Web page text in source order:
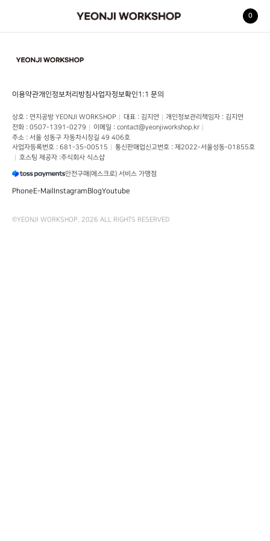
YEONJI WORKSHOP
0
이용약관개인정보처리방침사업자정보확인1:1 문의
상호 : 연지공방 YEONJI WORKSHOP 대표 : 김지연 개인정보관리책임자 : 김지연
전화 : 0507-1391-0279 이메일 : contact@yeonjiworkshop.kr
주소 : 서울 성동구 자동차시장길 49 406호
사업자등록번호 : 681-35-00515 통신판매업신고번호 : 제2022-서울성동-01855호
호스팅 제공자 :주식회사 식스샵
안전구매(에스크로) 서비스 가맹점
PhoneE-MailInstagramBlogYoutube
©YEONJI WORKSHOP. 2026 ALL RIGHTS RESERVED